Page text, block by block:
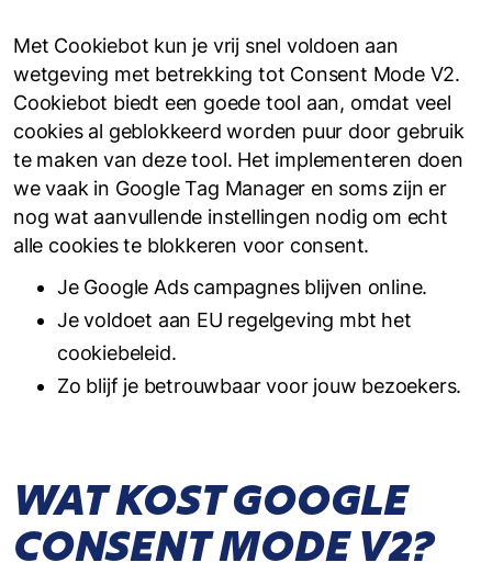
Met Cookiebot kun je vrij snel voldoen aan
wetgeving met betrekking tot Consent Mode V2.
Cookiebot biedt een goede tool aan, omdat veel
cookies al geblokkeerd worden puur door gebruik
te maken van deze tool. Het implementeren doen
we vaak in Google Tag Manager en soms zijn er
nog wat aanvullende instellingen nodig om echt
alle cookies te blokkeren voor consent.
Je Google Ads campagnes blijven online.
Je voldoet aan EU regelgeving mbt het
cookiebeleid.
Zo blijf je betrouwbaar voor jouw bezoekers.
WAT KOST GOOGLE
CONSENT MODE V2?